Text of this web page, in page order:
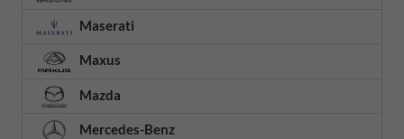
Maserati
Maxus
Mazda
Mercedes-Benz